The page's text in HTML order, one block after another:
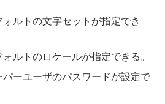
ルトの文字セットが指定でき
ルトのロケールが指定できる。
ーユーザのパスワードが設定で